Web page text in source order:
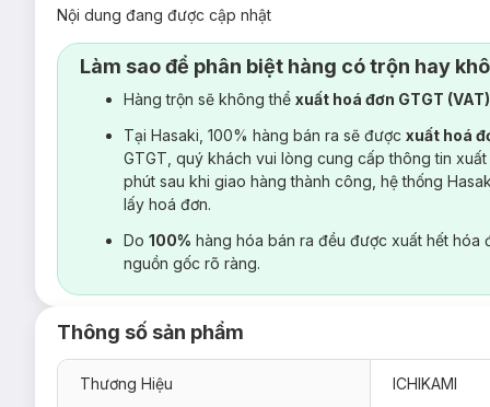
Nội dung đang được cập nhật
Làm sao để phân biệt hàng có trộn hay
Hàng trộn sẽ không thể xuất hoá đơn GTGT
Tại Hasaki, 100% hàng bán ra sẽ được xuất hoá
GTGT, quý khách vui lòng cung cấp thông tin
phút sau khi giao hàng thành công, hệ thống
lấy hoá đơn.
Do 100% hàng hóa bán ra đều được xuất hết hóa
nguồn gốc rõ ràng.
Thông số sản phẩm
Thương Hiệu ICHIKAMI